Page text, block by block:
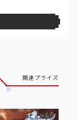
関連プライズ